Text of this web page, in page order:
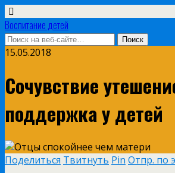
Воспитание детей
15.05.2018
Сочувствие
поддержка у детей
Поделиться Твитнуть Pin Отпр. по